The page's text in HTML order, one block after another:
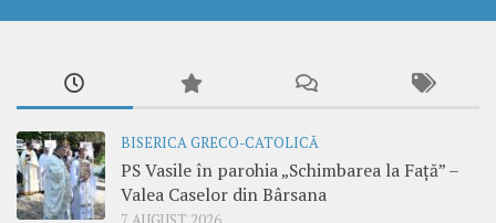
BISERICA GRECO-CATOLICĂ
PS Vasile în parohia „Schimbarea la Față” –
Valea Caselor din Bârsana